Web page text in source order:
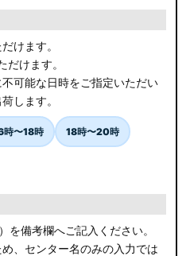
けます。
だけます。
不可能な日時をご指定いただい
します。
時〜18時 18時〜20時
を備考欄へご記入ください。
、センター名のみの入力では